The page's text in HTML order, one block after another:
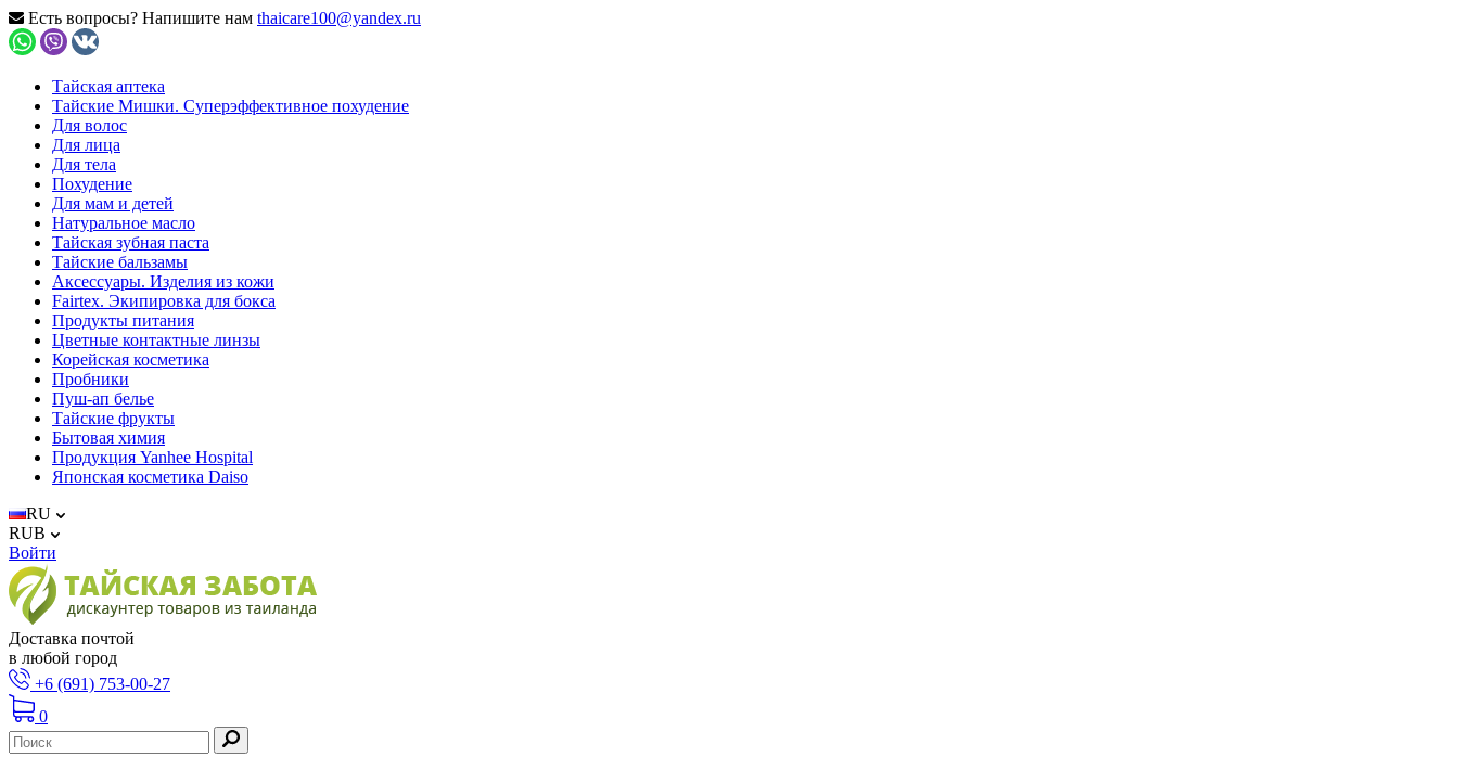
Есть вопросы? Напишите нам thaicare100@yandex.ru
Тайская аптека
Тайские Мишки. Суперэффективное похудение
Для волос
Для лица
Для тела
Похудение
Для мам и детей
Натуральное масло
Тайская зубная паста
Тайские бальзамы
Аксессуары. Изделия из кожи
Fairtex. Экипировка для бокса
Продукты питания
Цветные контактные линзы
Корейская косметика
Пробники
Пуш-ап белье
Тайские фрукты
Бытовая химия
Продукция Yanhee Hospital
Японская косметика Daiso
RU
RUB
Войти
Доставка почтой
в любой город
+6 (691) 753-00-27
0